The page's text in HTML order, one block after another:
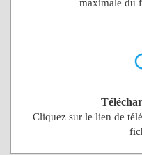
maximale du
Cliquez sur le lien de